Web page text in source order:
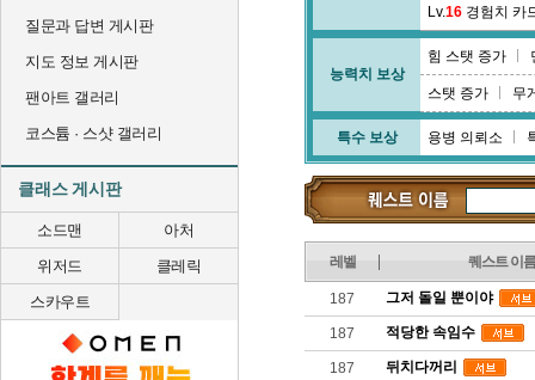
질문과 답변 게시판
지도 정보 게시판
팬아트 갤러리
코스튬 · 스샷 갤러리
클래스 게시판
소드맨
아처
위저드
클레릭
스카우트
Lv.16 경험치 카
능력치 보상
힘 스탯 증가
스탯 증가 무
특수 보상 용병 의뢰소
레벨 퀘스트 이름
187 그저 돌일 뿐이야
187 적당한 속임수
187 뒤치다꺼리